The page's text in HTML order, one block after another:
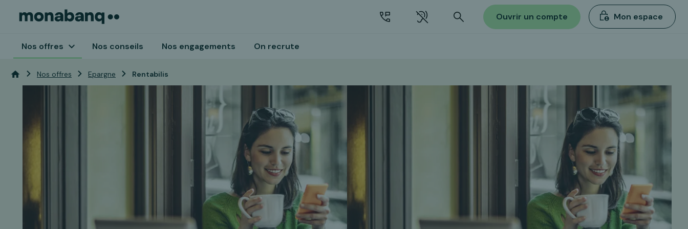
Ouvrir un compte Mon espace
Nos offres Nos conseils Nos engagements On recrute
Vous êtes ici:
Accueil Nos offres Epargne Rentabilis